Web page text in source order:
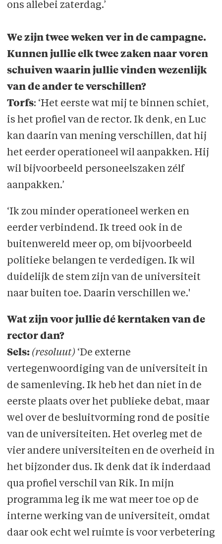
ons allebei zaterdag.’
We zijn twee weken ver in de campagne.
Kunnen jullie elk twee zaken naar voren
schuiven waarin jullie vinden wezenlijk
van de ander te verschillen?
Torfs: ‘Het eerste wat mij te binnen schiet,
is het profiel van de rector. Ik denk, en Luc
kan daarin van mening verschillen, dat hij
het eerder operationeel wil aanpakken. Hij
wil bijvoorbeeld personeelszaken zélf
aanpakken.’
‘Ik zou minder operationeel werken en
eerder verbindend. Ik treed ook in de
buitenwereld meer op, om bijvoorbeeld
politieke belangen te verdedigen. Ik wil
duidelijk de stem zijn van de universiteit
naar buiten toe. Daarin verschillen we.'
Wat zijn voor jullie dé kerntaken van de
rector dan?
Sels: (resoluut) ‘De externe
vertegenwoordiging van de universiteit in
de samenleving. Ik heb het dan niet in de
eerste plaats over het publieke debat, maar
wel over de besluitvorming rond de positie
van de universiteiten. Het overleg met de
vier andere universiteiten en de overheid in
het bijzonder dus. Ik denk dat ik inderdaad
qua profiel verschil van Rik. In mijn
programma leg ik me wat meer toe op de
interne werking van de universiteit, omdat
daar ook echt wel ruimte is voor verbetering